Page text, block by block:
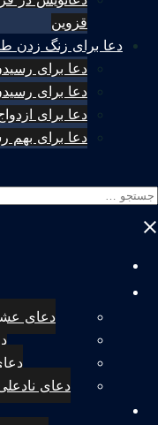
قزوین
دعا برای زنگ زدن
دعا برای
دعا برای
دعا برای
دعا برای بهم
جستجو
برای:
Close
دعای عشق
دعای نادعلی